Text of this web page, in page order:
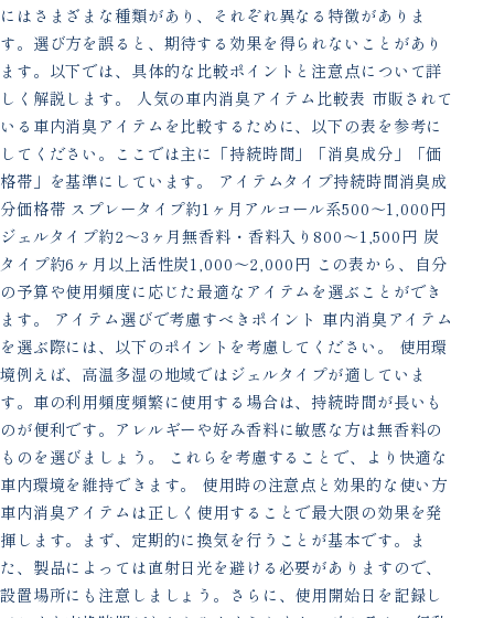
にはさまざまな種類があり、それぞれ異なる特徴がありま
す。選び方を誤ると、期待する効果を得られないことがあり
ます。以下では、具体的な比較ポイントと注意点について詳
しく解説します。 人気の車内消臭アイテム比較表 市販されて
いる車内消臭アイテムを比較するために、以下の表を参考に
してください。ここでは主に「持続時間」「消臭成分」「価
格帯」を基準にしています。 アイテムタイプ持続時間消臭成
分価格帯 スプレータイプ約1ヶ月アルコール系500〜1,000円
ジェルタイプ約2〜3ヶ月無香料・香料入り800〜1,500円 炭
タイプ約6ヶ月以上活性炭1,000〜2,000円 この表から、自分
の予算や使用頻度に応じた最適なアイテムを選ぶことができ
ます。 アイテム選びで考慮すべきポイント 車内消臭アイテム
を選ぶ際には、以下のポイントを考慮してください。 使用環
境例えば、高温多湿の地域ではジェルタイプが適していま
す。車の利用頻度頻繁に使用する場合は、持続時間が長いも
のが便利です。アレルギーや好み香料に敏感な方は無香料の
ものを選びましょう。 これらを考慮することで、より快適な
車内環境を維持できます。 使用時の注意点と効果的な使い方
車内消臭アイテムは正しく使用することで最大限の効果を発
揮します。まず、定期的に換気を行うことが基本です。ま
た、製品によっては直射日光を避ける必要がありますので、
設置場所にも注意しましょう。さらに、使用開始日を記録し